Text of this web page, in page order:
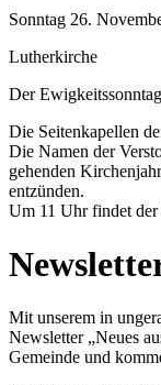
Sonntag 26.
Lutherkirche
Der
Die Seitenkapellen
Die Namen der
gehenden
entzünden.
Um 11 Uhr findet der
Mit unserem in
Newsletter „Neues
Gemeinde und